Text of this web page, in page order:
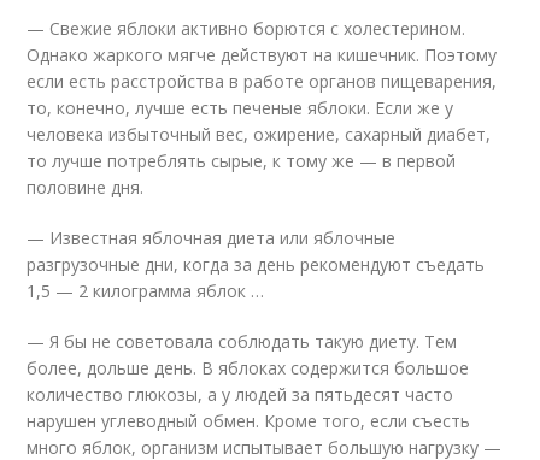
— Свежие яблоки активно борются с холестерином.
Однако жаркого мягче действуют на кишечник. Поэтому
если есть расстройства в работе органов пищеварения,
то, конечно, лучше есть печеные яблоки. Если же у
человека избыточный вес, ожирение, сахарный диабет,
то лучше потреблять сырые, к тому же — в первой
половине дня.
— Известная яблочная диета или яблочные
разгрузочные дни, когда за день рекомендуют съедать
1,5 — 2 килограмма яблок …
— Я бы не советовала соблюдать такую диету. Тем
более, дольше день. В яблоках содержится большое
количество глюкозы, а у людей за пятьдесят часто
нарушен углеводный обмен. Кроме того, если съесть
много яблок, организм испытывает большую нагрузку —